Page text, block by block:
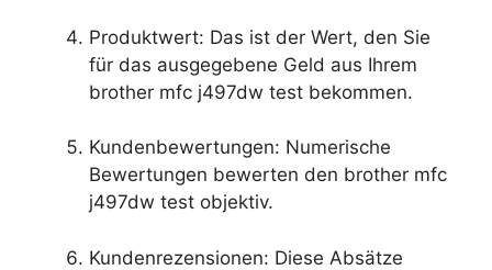
Produktwert: Das ist der Wert, den Sie
für das ausgegebene Geld aus Ihrem
brother mfc j497dw test bekommen.
Kundenbewertungen: Numerische
Bewertungen bewerten den brother mfc
j497dw test objektiv.
Kundenrezensionen: Diese Absätze